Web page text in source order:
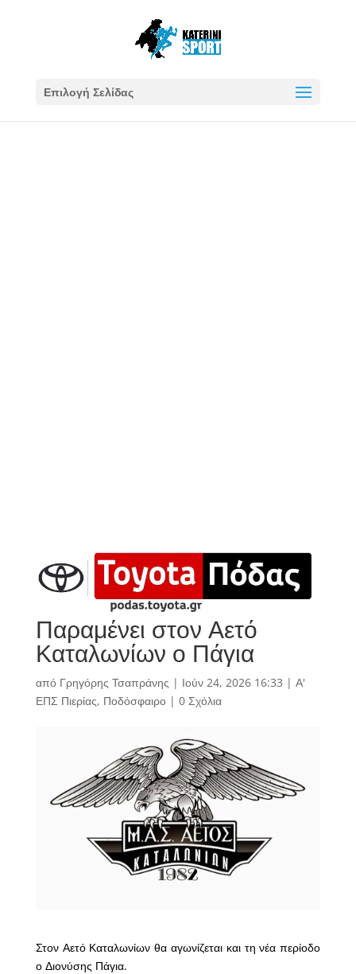
Επιλογή Σελίδας
Παραμένει στον Αετό
Καταλωνίων ο Πάγια
από Γρηγόρης Τσαπράνης | Ιούν 24, 2026 16:33 | Α'
ΕΠΣ Πιερίας, Ποδόσφαιρο| 0 Σχόλια
Στον Αετό Καταλωνίων θα αγωνίζεται και τη νέα περίοδο
ο Διονύσης Πάγια.